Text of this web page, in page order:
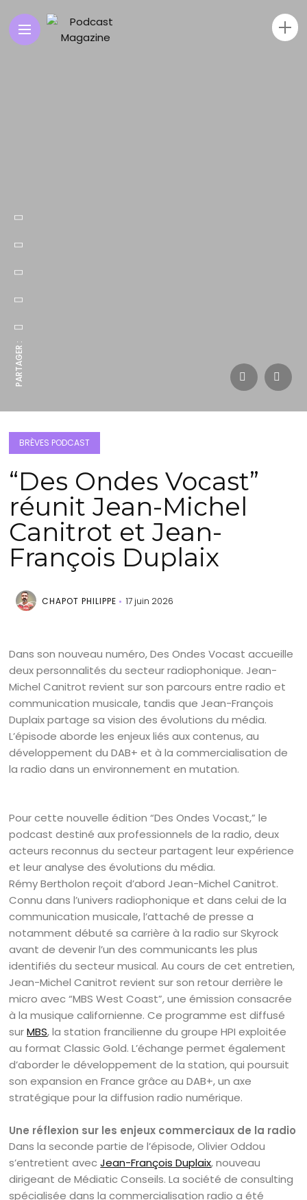
PARTAGER :
BRÈVES PODCAST
“Des Ondes Vocast”
réunit Jean-Michel
Canitrot et Jean-
François Duplaix
CHAPOT PHILIPPE 17 juin 2026
Dans son nouveau numéro, Des Ondes Vocast accueille
deux personnalités du secteur radiophonique. Jean-
Michel Canitrot revient sur son parcours entre radio et
communication musicale, tandis que Jean-François
Duplaix partage sa vision des évolutions du média.
L’épisode aborde les enjeux liés aux contenus, au
développement du DAB+ et à la commercialisation de
la radio dans un environnement en mutation.
Pour cette nouvelle édition “Des Ondes Vocast,” le
podcast destiné aux professionnels de la radio, deux
acteurs reconnus du secteur partagent leur expérience
et leur analyse des évolutions du média.
Rémy Bertholon reçoit d’abord Jean-Michel Canitrot.
Connu dans l’univers radiophonique et dans celui de la
communication musicale, l’attaché de presse a
notamment débuté sa carrière à la radio sur Skyrock
avant de devenir l’un des communicants les plus
identifiés du secteur musical. Au cours de cet entretien,
Jean-Michel Canitrot revient sur son retour derrière le
micro avec “MBS West Coast”, une émission consacrée
à la musique californienne. Ce programme est diffusé
surMBS, la station francilienne du groupe HPI exploitée
au format Classic Gold.L’échange permet également
d’aborder le développement de la station, qui poursuit
son expansion en France grâce au DAB+, un axe
stratégique pour la diffusion radio numérique.
Une réflexion sur les enjeux commerciaux de la radio
Dans la seconde partie de l’épisode, Olivier Oddou
s’entretient avecJean-François Duplaix, nouveau
dirigeant de Médiatic Conseils. La société de consulting
spécialisée dans la commercialisation radio a été